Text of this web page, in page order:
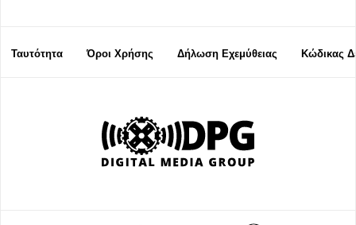
Ταυτότητα Όροι Χρήσης Δήλωση Εχεμύθειας Κώδικας